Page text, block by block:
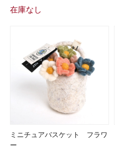
在庫なし
ミニチュアバスケット フラワ
ー